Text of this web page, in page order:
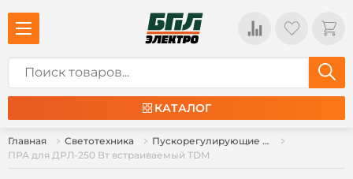
КАТАЛОГ
Главная Светотехника
Пускорегулирующие аппараты, БАП, блоки защиты галогенных ламп
ПРА для ДРЛ-250 Вт встраиваемый TDM